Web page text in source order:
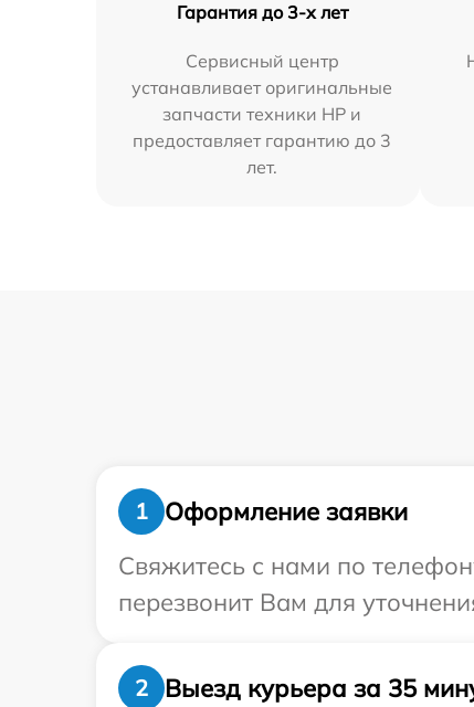
Гарантия до 3-х лет
Сервисный центр
устанавливает оригинальные
запчасти техники HP и
предоставляет гарантию до 3
лет.
1
Оформление заявки
Свяжитесь с нами по
перезвонит Вам для
2
Выезд курьера за 35